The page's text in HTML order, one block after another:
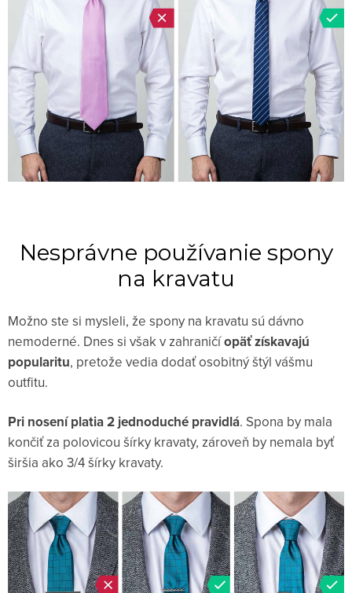
Nesprávne používanie spony
na kravatu
Možno ste si mysleli, že spony na kravatu sú dávno
nemoderné. Dnes si však v zahraničíopäť získavajú
popularitu, pretože vedia dodať osobitný štýl vášmu
outfitu.
Pri nosení platia 2 jednoduché pravidlá. Spona by mala
končiť za polovicou šírky kravaty, zároveň by nemala byť
širšia ako 3/4 šírky kravaty.